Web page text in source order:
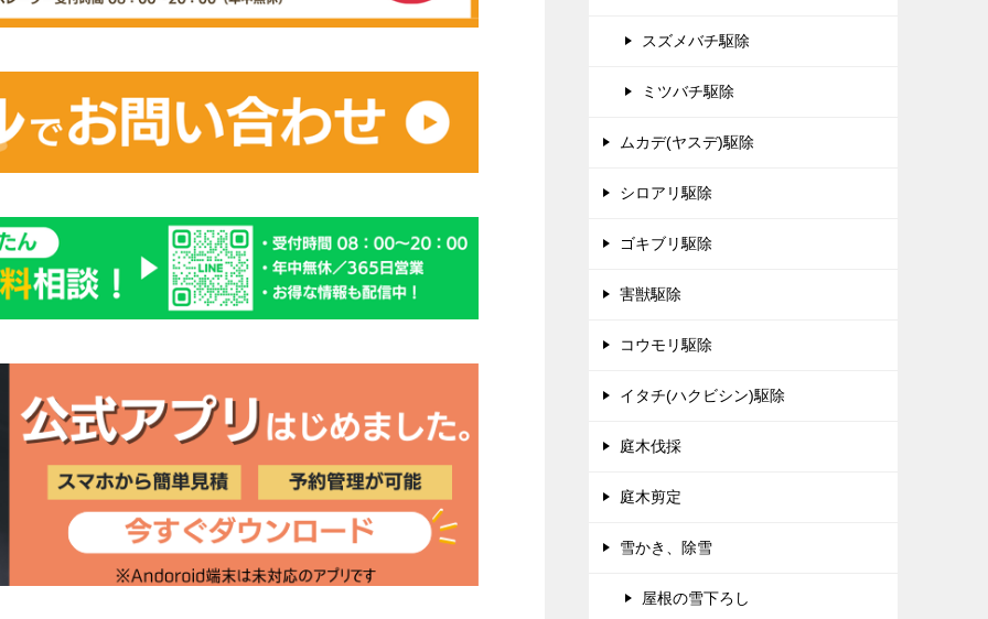
スズメバチ駆除
ミツバチ駆除
ムカデ(ヤスデ)駆除
シロアリ駆除
ゴキブリ駆除
害獣駆除
コウモリ駆除
イタチ(ハクビシン)駆除
庭木伐採
庭木剪定
雪かき、除雪
屋根の雪下ろし